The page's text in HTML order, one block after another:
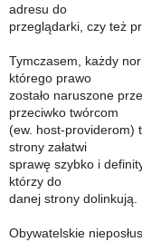
adresu do
przeglądarki, czy też
Tymczasem, każdy
którego prawo
zostało naruszone
przeciwko twórcom
(ew. host-providerom)
strony załatwi
sprawę szybko i
którzy do
danej strony dolinkują.
Obywatelskie